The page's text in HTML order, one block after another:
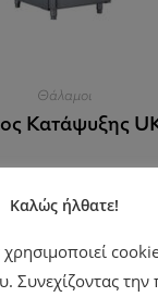
Θάλαμοι
Κατάψυξης
Καλώς ήλθατε!
Συνεχίζοντας